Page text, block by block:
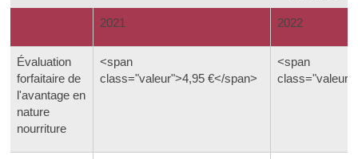
2021 2022
Évaluation
forfaitaire de
l'avantage en
nature
nourriture
<span
class="valeur">4,95 €</span>
<span